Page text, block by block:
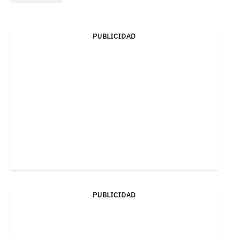
PUBLICIDAD
PUBLICIDAD